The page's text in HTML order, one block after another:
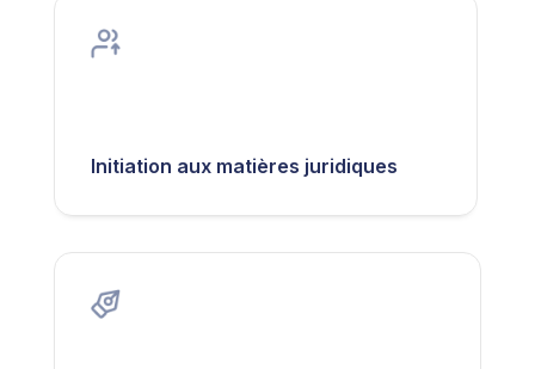
Initiation aux matières juridiques